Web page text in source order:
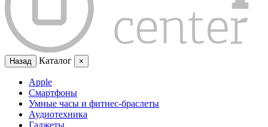
Назад Каталог ×
Apple
Смартфоны
Умные часы и фитнес-браслеты
Аудиотехника
Гаджеты